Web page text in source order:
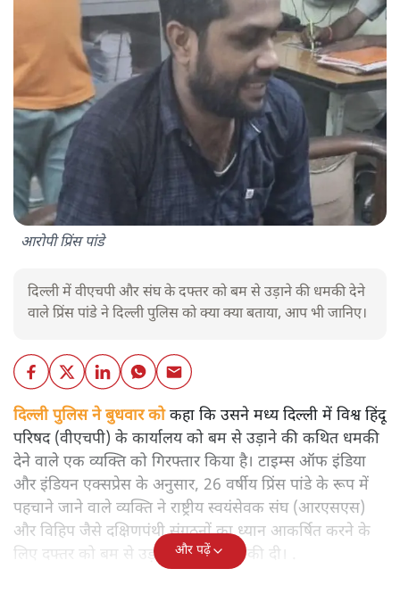
आरोपी प्रिंस पांडे
दिल्ली में वीएचपी और संघ के दफ्तर को बम से उड़ाने की धमकी देने
वाले प्रिंस पांडे ने दिल्ली पुलिस को क्या क्या बताया, आप भी जानिए।
दिल्ली पुलिस ने बुधवार कोकहा कि उसने मध्य दिल्ली में विश्व हिंदू
परिषद (वीएचपी) के कार्यालय को बम से उड़ाने की कथित धमकी
देने वाले एक व्यक्ति को गिरफ्तार किया है। टाइम्स ऑफ इंडिया
और इंडियन एक्सप्रेस के अनुसार, 26 वर्षीय प्रिंस पांडे के रूप में
पहचाने जाने वाले व्यक्ति ने राष्ट्रीय स्वयंसेवक संघ (आरएसएस)
और विहिप जैसे दक्षिणपंथी संगठनों का ध्यान आकर्षित करने के
लिए दफ्तर को बम से उड़ाने की फर्जी धमकी दी। .
और पढ़ें